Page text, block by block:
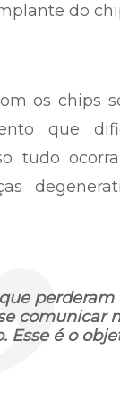
do
os chips
que
tudo
comunicar
é o